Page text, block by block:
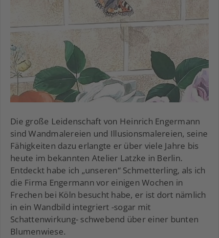
Die große Leidenschaft von Heinrich Engermann
sind Wandmalereien und Illusionsmalereien, seine
Fähigkeiten dazu erlangte er über viele Jahre bis
heute im bekannten Atelier Latzke in Berlin.
Entdeckt habe ich „unseren“ Schmetterling, als ich
die Firma Engermann vor einigen Wochen in
Frechen bei Köln besucht habe, er ist dort nämlich
in ein Wandbild integriert -sogar mit
Schattenwirkung- schwebend über einer bunten
Blumenwiese.